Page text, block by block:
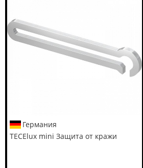
Германия
TECElux mini Защита от кражи